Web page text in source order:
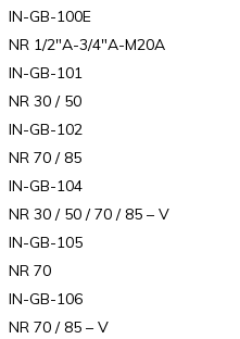
IN-GB-100E
NR 1/2″A-3/4″A-M20A
IN-GB-101
NR 30 / 50
IN-GB-102
NR 70 / 85
IN-GB-104
NR 30 / 50 / 70 / 85 – V
IN-GB-105
NR 70
IN-GB-106
NR 70 / 85 – V